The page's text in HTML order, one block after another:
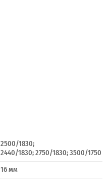
2500/1830;
2440/1830; 2750/1830; 3500/1750
16 мм